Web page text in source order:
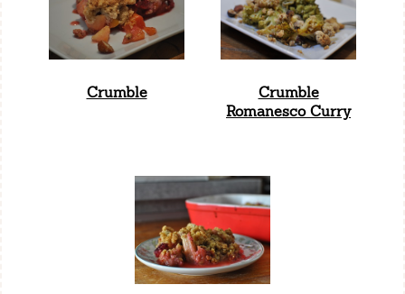
Crumble
Crumble
Romanesco Curry